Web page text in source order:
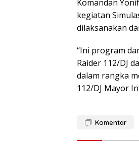
Komandan
kegiatan
dilaksanakan
“Ini program
Raider 112/DJ
dalam rangka
112/DJ Mayor
Komentar